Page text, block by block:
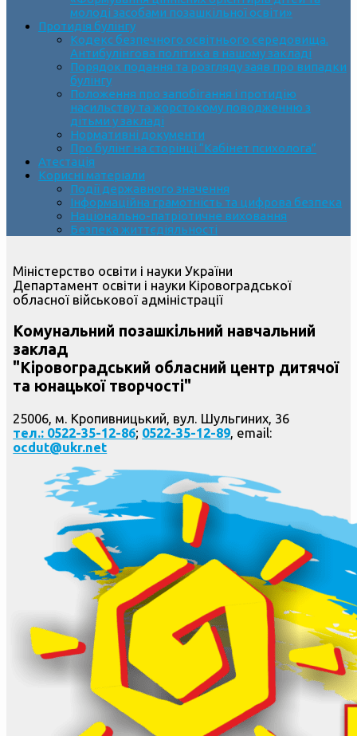
молоді засобами позашкільної освіти»
Протидія булінгу
Кодекс безпечного освітнього середовища.
Антибулінгова політика в нашому закладі
Порядок подання та розгляду заяв про випадки
булінгу
Положення про запобігання і протидію
насильству та жорстокому поводженню з
дітьми у закладі
Нормативні документи
Про булінг на сторінці “Кабінет психолога”
Атестація
Корисні матеріали
Події державного значення
Інформаційна грамотність та цифрова безпека
Національно-патріотичне виховання
Безпека життєдіяльності
Міністерство освіти і науки України
Департамент освіти і науки Кіровоградської
обласної військової адміністрації
Комунальний позашкільний навчальний
заклад
"Кіровоградський обласний центр дитячої
та юнацької творчості"
25006, м. Кропивницький, вул. Шульгиних, 36
тел.: 0522-35-12-86; 0522-35-12-89, email:
ocdut@ukr.net